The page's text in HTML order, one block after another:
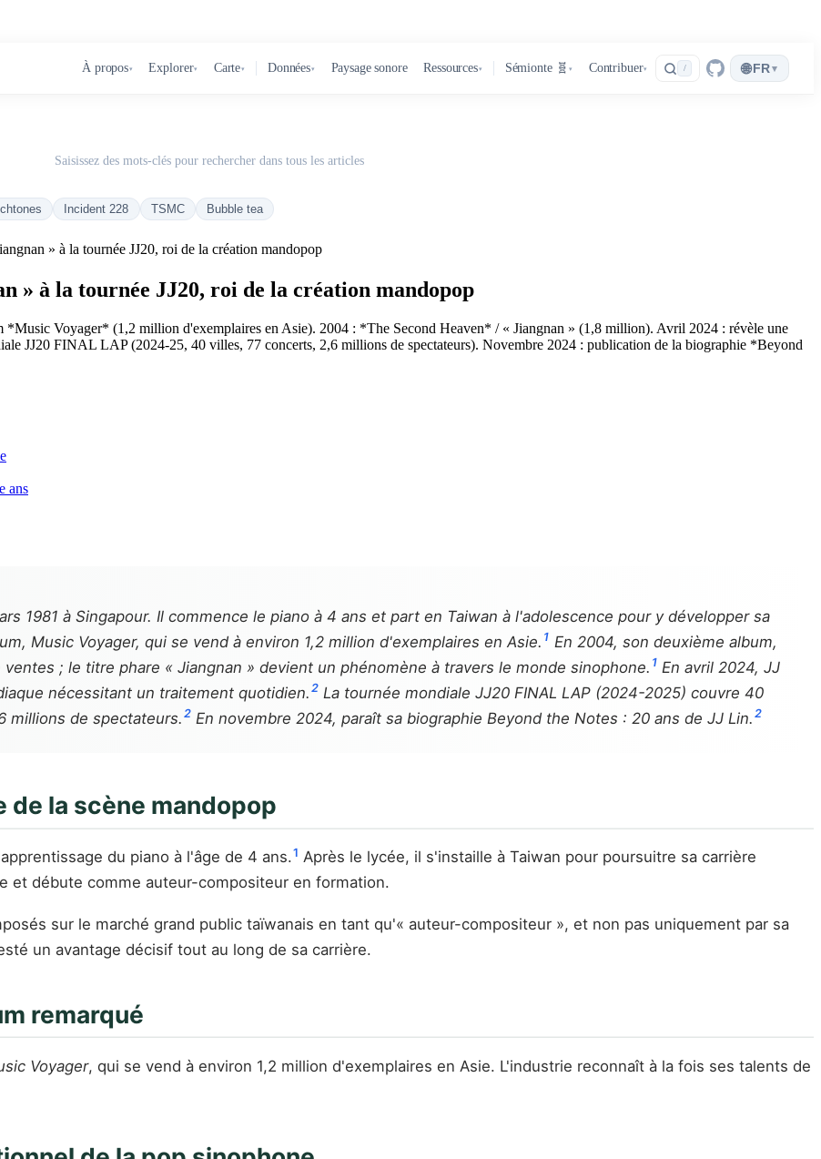
À propos▾ Explorer▾ Carte▾ Données▾ Paysage sonore Ressources▾ Sémionte 🧬 ▾ Contribuer▾ / 🌐FR ▾
Saisissez des mots-clés pour rechercher dans tous les articles
Incident 228 TSMC Bubble tea
» à la tournée JJ20, roi de la création mandopop
» à la tournée JJ20, roi de la création mandopop
*Music Voyager* (1,2 million d'exemplaires en Asie). 2004 : *The Second Heaven* / « Jiangnan » (1,8 million). Avril 2024 : révèle une
JJ20 FINAL LAP (2024-25, 40 villes, 77 concerts, 2,6 millions de spectateurs). Novembre 2024 : publication de la biographie *Beyond
ans
1981 à Singapour. Il commence le piano à 4 ans et part en Taiwan à l'adolescence pour y développer sa
Music Voyager, qui se vend à environ 1,2 million d'exemplaires en Asie. 1 En 2004, son deuxième album,
; le titre phare « Jiangnan » devient un phénomène à travers le monde sinophone. 1 En avril 2024, JJ
nécessitant un traitement quotidien.2 La tournée mondiale JJ20 FINAL LAP (2024-2025) couvre 40
millions de spectateurs. 2 En novembre 2024, paraît sa biographieBeyond the Notes : 20 ans de JJ Lin. 2
de la scène mandopop
du piano à l'âge de 4 ans.1 Après le lycée, il s'instaille à Taiwan pour poursuitre sa carrière
et débute comme auteur-compositeur en formation.
sur le marché grand public taïwanais en tant qu'« auteur-compositeur », et non pas uniquement par sa
un avantage décisif tout au long de sa carrière.
remarqué
Voyager, qui se vend à environ 1,2 million d'exemplaires en Asie. L'industrie reconnaît à la fois ses talents de